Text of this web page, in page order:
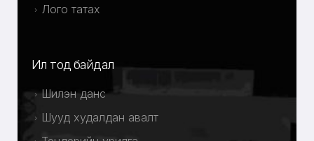
Лого татах
Ил тод байдал
Шилэн данс
Шууд худалдан авалт